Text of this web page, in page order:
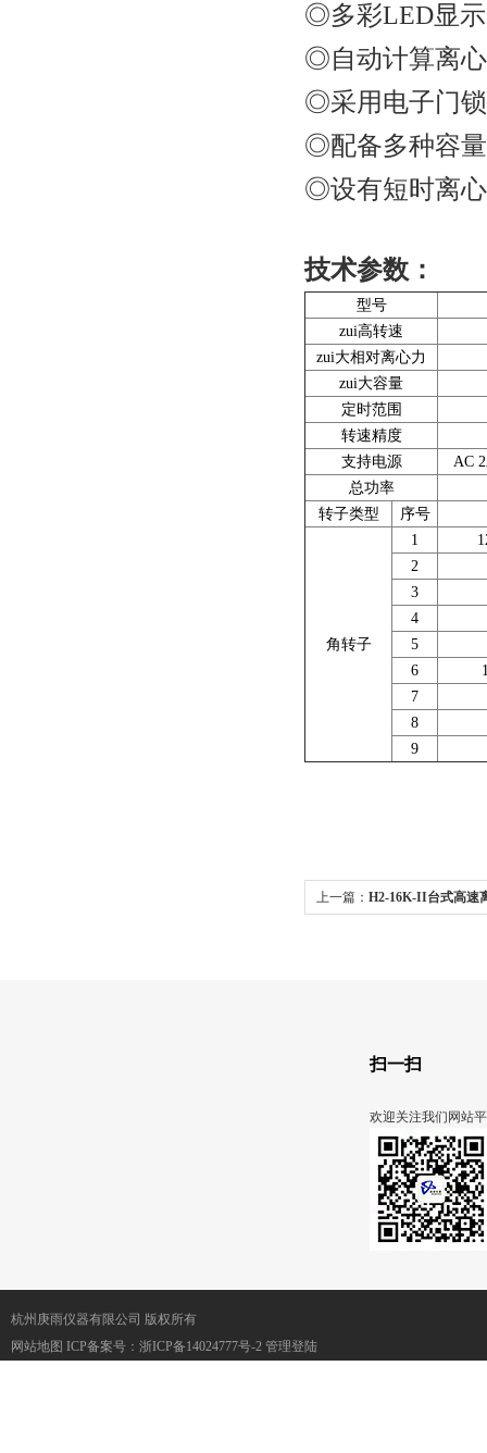
◎多彩LED显
◎自动计算离心
◎采用电子门
◎配备多种容
◎设有短时离
技术参数：
型号
zui高转速
zui大相对离心力
zui大容量
定时范围
转速精度
支持电源
AC
总功率
转子类型
序号
角转子
1
2
3
4
5
6
7
8
9
上一篇： H2-16K-II台式高速
扫一扫
欢迎关注我们网站
杭州庚雨仪器有限公司 版权所有
网站地图 ICP备案号： 浙ICP备14024777号-2 管理登陆